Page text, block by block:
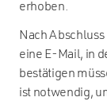
erhoben.
Nach
eine E-Mail, in
bestätigen
ist notwendig,